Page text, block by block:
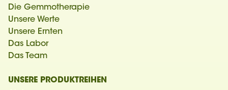
Die Gemmotherapie
Unsere Werte
Unsere Ernten
Das Labor
Das Team
UNSERE PRODUKTREIHEN